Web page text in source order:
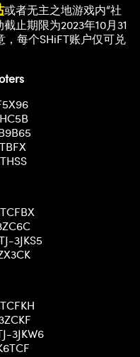
或者无主之地游戏内“社
止期限为2023年10月31
，每个SHiFT账户仅可兑
3JKS5
3JKW6